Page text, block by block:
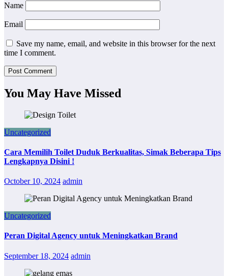
Name
Email
Save my name, email, and website in this browser for the next
time I comment.
You May Have Missed
Uncategorized
Cara Memilih Toilet Duduk Berkualitas, Simak Beberapa Tips
Lengkapnya Disini !
October 10, 2024 admin
Uncategorized
Peran Digital Agency untuk Meningkatkan Brand
September 18, 2024 admin